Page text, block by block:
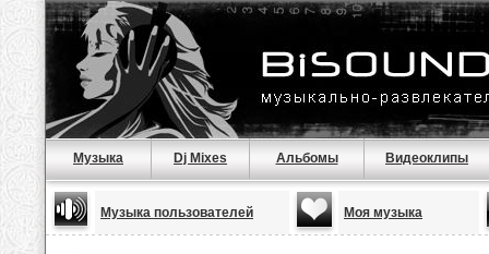
Музыка Dj Mixes Альбомы Видеоклипы
Музыка пользователей Моя музыка